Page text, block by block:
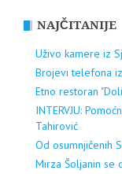
NAJČITANIJE
Uživo kamere iz
Brojevi telefona
Etno restoran
INTERVJU:
Tahirović
Od osumnjičenih
Mirza Šoljanin se